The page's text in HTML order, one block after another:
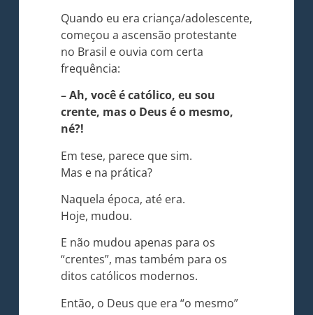
Quando eu era criança/adolescente,
começou a ascensão protestante
no Brasil e ouvia com certa
frequência:
– Ah, você é católico, eu sou
crente, mas o Deus é o mesmo,
né?!
Em tese, parece que sim.
Mas e na prática?
Naquela época, até era.
Hoje, mudou.
E não mudou apenas para os
“crentes”, mas também para os
ditos católicos modernos.
Então, o Deus que era “o mesmo”